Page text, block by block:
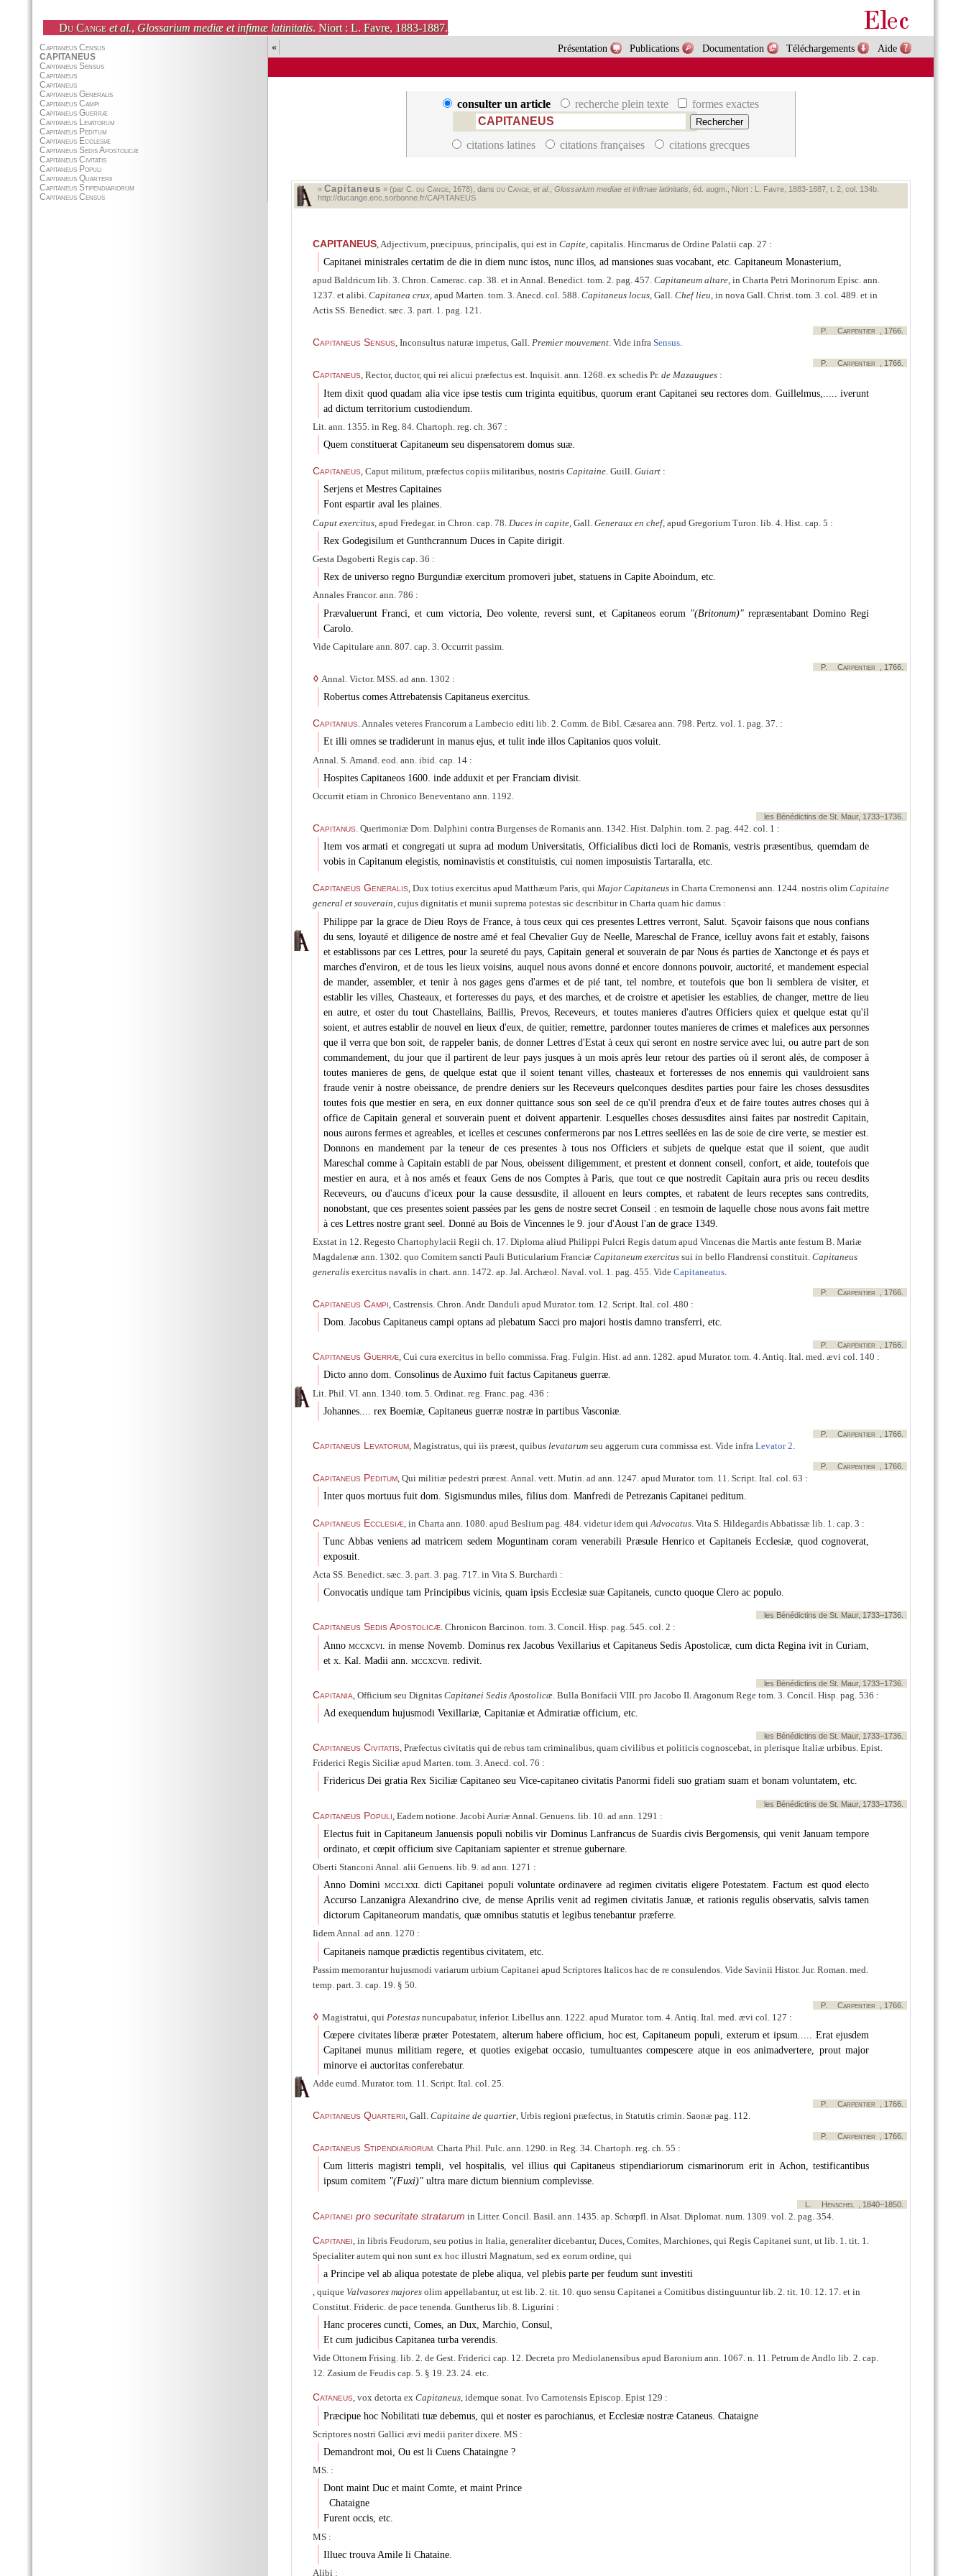
Du Cange et al., Glossarium mediæ et infimæ latinitatis. Niort : L. Favre, 1883-1887.
« Aide
Téléchargements
Documentation
Publications
Présentation
consulter un article recherche plein texte formes exactes
citations latines citations françaises citations grecques
« Capitaneus » (par C. du Cange, 1678), dans du Cange, et al. Glossarium mediae et infimae latinitatis , éd. augm., Niort : L. Favre, 1883‑1887, t. 2, col. 134b.
http://ducange.enc.sorbonne.fr/CAPITANEUS
CAPITANEUS, Adjectivum, præcipuus, principalis, qui est in Capite, capitalis. Hincmarus de Ordine Palatii cap. 27 :
Capitanei ministrales certatim de die in diem nunc istos, nunc illos, ad mansiones suas vocabant, etc. Capitaneum Monasterium,
apud Baldricum lib. 3. Chron. Camerac. cap. 38. et in Annal. Benedict. tom. 2. pag. 457. Capitaneum altare, in Charta Petri Morinorum Episc. ann.
1237. et alibi. Capitanea crux, apud Marten. tom. 3. Anecd. col. 588. Capitaneus locus, Gall. Chef lieu, in nova Gall. Christ. tom. 3. col. 489. et in
Actis SS. Benedict. sæc. 3. part. 1. pag. 121.
P. Carpentier , 1766.
Capitaneus Sensus, Inconsultus naturæ impetus, Gall. Premier mouvement. Vide infra Sensus.
P. Carpentier , 1766.
Capitaneus, Rector, ductor, qui rei alicui præfectus est. Inquisit. ann. 1268. ex schedis Pr. de Mazaugues:
Item dixit quod quadam alia vice ipse testis cum triginta equitibus, quorum erant Capitanei seu rectores dom. Guillelmus,..... iverunt
ad dictum territorium custodiendum.
Lit. ann. 1355. in Reg. 84. Chartoph. reg. ch. 367 :
Quem constituerat Capitaneum seu dispensatorem domus suæ.
Capitaneus, Caput militum, præfectus copiis militaribus, nostris Capitaine. Guill. Guiart:
Serjens et Mestres Capitaines
Font espartir aval les plaines.
Caput exercitus, apud Fredegar. in Chron. cap. 78. Duces in capite, Gall. Generaux en chef, apud Gregorium Turon. lib. 4. Hist. cap. 5 :
Rex Godegisilum et Gunthcrannum Duces in Capite dirigit.
Gesta Dagoberti Regis cap. 36 :
Rex de universo regno Burgundiæ exercitum promoveri jubet, statuens in Capite Aboindum, etc.
Annales Francor. ann. 786 :
Prævaluerunt Franci, et cum victoria, Deo volente, reversi sunt, et Capitaneos eorum
(Britonum) repræsentabant Domino Regi
Carolo.
Vide Capitulare ann. 807. cap. 3. Occurrit passim.
P. Carpentier , 1766.
◊ Annal. Victor. MSS. ad ann. 1302 :
Robertus comes Attrebatensis Capitaneus exercitus.
Capitanius. Annales veteres Francorum a Lambecio editi lib. 2. Comm. de Bibl. Cæsarea ann. 798. Pertz. vol. 1. pag. 37. :
Et illi omnes se tradiderunt in manus ejus, et tulit inde illos Capitanios quos voluit.
Annal. S. Amand. eod. ann. ibid. cap. 14 :
Hospites Capitaneos 1600. inde adduxit et per Franciam divisit.
Occurrit etiam in Chronico Beneventano ann. 1192.
les Bénédictins de St. Maur, 1733–1736.
Capitanus. Querimoniæ Dom. Dalphini contra Burgenses de Romanis ann. 1342. Hist. Dalphin. tom. 2. pag. 442. col. 1 :
Item vos armati et congregati ut supra ad modum Universitatis, Officialibus dicti loci de Romanis, vestris præsentibus, quemdam de
vobis in Capitanum elegistis, nominavistis et constituistis, cui nomen imposuistis Tartaralla, etc.
Capitaneus Generalis, Dux totius exercitus apud Matthæum Paris, qui Major Capitaneusin Charta Cremonensi ann. 1244. nostris olim Capitaine
general et souverain, cujus dignitatis et munii suprema potestas sic describitur in Charta quam hic damus :
Philippe par la grace de Dieu Roys de France, à tous ceux qui ces presentes Lettres verront, Salut. Sçavoir faisons que nous confians
du sens, loyauté et diligence de nostre amé et feal Chevalier Guy de Neelle, Mareschal de France, icelluy avons fait et estably, faisons
et establissons par ces Lettres, pour la seureté du pays, Capitain general et souverain de par Nous és parties de Xanctonge et és pays et
marches d'environ, et de tous les lieux voisins, auquel nous avons donné et encore donnons pouvoir, auctorité, et mandement especial
de mander, assembler, et tenir à nos gages gens d'armes et de pié tant, tel nombre, et toutefois que bon li semblera de visiter, et
establir les villes, Chasteaux, et forteresses du pays, et des marches, et de croistre et apetisier les establies, de changer, mettre de lieu
en autre, et oster du tout Chastellains, Baillis, Prevos, Receveurs, et toutes manieres d'autres Officiers quiex et quelque estat qu'il
soient, et autres establir de nouvel en lieux d'eux, de quitier, remettre, pardonner toutes manieres de crimes et malefices aux personnes
que il verra que bon soit, de rappeler banis, de donner Lettres d'Estat à ceux qui seront en nostre service avec lui, ou autre part de son
commandement, du jour que il partirent de leur pays jusques à un mois après leur retour des parties où il seront alés, de composer à
toutes manieres de gens, de quelque estat que il soient tenant villes, chasteaux et forteresses de nos ennemis qui vauldroient sans
fraude venir à nostre obeissance, de prendre deniers sur les Receveurs quelconques desdites parties pour faire les choses dessusdites
toutes fois que mestier en sera, en eux donner quittance sous son seel de ce qu'il prendra d'eux et de faire toutes autres choses qui à
office de Capitain general et souverain puent et doivent appartenir. Lesquelles choses dessusdites ainsi faites par nostredit Capitain,
nous aurons fermes et agreables, et icelles et cescunes confermerons par nos Lettres seellées en las de soie de cire verte, se mestier est.
Donnons en mandement par la teneur de ces presentes à tous nos Officiers et subjets de quelque estat que il soient, que audit
Mareschal comme à Capitain establi de par Nous, obeissent diligemment, et prestent et donnent conseil, confort, et aide, toutefois que
mestier en aura, et à nos amés et feaux Gens de nos Comptes à Paris, que tout ce que nostredit Capitain aura pris ou receu desdits
Receveurs, ou d'aucuns d'iceux pour la cause dessusdite, il allouent en leurs comptes, et rabatent de leurs receptes sans contredits,
nonobstant, que ces presentes soient passées par les gens de nostre secret Conseil : en tesmoin de laquelle chose nous avons fait mettre
à ces Lettres nostre grant seel. Donné au Bois de Vincennes le 9. jour d'Aoust l'an de grace 1349.
Exstat in 12. Regesto Chartophylacii Regii ch. 17. Diploma aliud Philippi Pulcri Regis datum apud Vincenas die Martis ante festum B. Mariæ
Magdalenæ ann. 1302. quo Comitem sancti Pauli Buticularium Franciæ Capitaneum exercitussui in bello Flandrensi constituit. Capitaneus
generalisexercitus navalis in chart. ann. 1472. ap. Jal. Archæol. Naval. vol. 1. pag. 455. Vide Capitaneatus.
P. Carpentier , 1766.
Capitaneus Campi , Castrensis. Chron. Andr. Danduli apud Murator. tom. 12. Script. Ital. col. 480 :
Dom. Jacobus Capitaneus campi optans ad plebatum Sacci pro majori hostis damno transferri, etc.
P. Carpentier , 1766.
Capitaneus Guerræ, Cui cura exercitus in bello commissa. Frag. Fulgin. Hist. ad ann. 1282. apud Murator. tom. 4. Antiq. Ital. med. ævi col. 140 :
Dicto anno dom. Consolinus de Auximo fuit factus Capitaneus guerræ.
Lit. Phil. VI. ann. 1340. tom. 5. Ordinat. reg. Franc. pag. 436 :
Johannes.... rex Boemiæ, Capitaneus guerræ nostræ in partibus Vasconiæ.
P. Carpentier , 1766.
Capitaneus Levatorum, Magistratus, qui iis præest, quibus levatarumseu aggerum cura commissa est. Vide infra Levator 2.
P. Carpentier , 1766.
Capitaneus Peditum, Qui militiæ pedestri præest. Annal. vett. Mutin. ad ann. 1247. apud Murator. tom. 11. Script. Ital. col. 63 :
Inter quos mortuus fuit dom. Sigismundus miles, filius dom. Manfredi de Petrezanis Capitanei peditum.
Capitaneus Ecclesiæ, in Charta ann. 1080. apud Beslium pag. 484. videtur idem qui Advocatus. Vita S. Hildegardis Abbatissæ lib. 1. cap. 3 :
Tunc Abbas veniens ad matricem sedem Moguntinam coram venerabili Præsule Henrico et Capitaneis Ecclesiæ, quod cognoverat,
exposuit.
Acta SS. Benedict. sæc. 3. part. 3. pag. 717. in Vita S. Burchardi :
Convocatis undique tam Principibus vicinis, quam ipsis Ecclesiæ suæ Capitaneis, cuncto quoque Clero ac populo.
les Bénédictins de St. Maur, 1733–1736.
Capitaneus Sedis Apostolicæ. Chronicon Barcinon. tom. 3. Concil. Hisp. pag. 545. col. 2 :
Annomccxcvi. in mense Novemb. Dominus rex Jacobus Vexillarius et Capitaneus Sedis Apostolicæ, cum dicta Regina ivit in Curiam,
et x. Kal. Madii ann. mccxcvii. redivit.
les Bénédictins de St. Maur, 1733–1736.
Capitania , Officium seu Dignitas Capitanei Sedis Apostolicæ. Bulla Bonifacii VIII. pro Jacobo II. Aragonum Rege tom. 3. Concil. Hisp. pag. 536 :
Ad exequendum hujusmodi Vexillariæ, Capitaniæ et Admiratiæ officium, etc.
les Bénédictins de St. Maur, 1733–1736.
Capitaneus Civitatis, Præfectus civitatis qui de rebus tam criminalibus, quam civilibus et politicis cognoscebat, in plerisque Italiæ urbibus. Epist.
Friderici Regis Siciliæ apud Marten. tom. 3. Anecd. col. 76 :
Fridericus Dei gratia Rex Siciliæ Capitaneo seu Vice-capitaneo civitatis Panormi fideli suo gratiam suam et bonam voluntatem, etc.
les Bénédictins de St. Maur, 1733–1736.
Capitaneus Populi , Eadem notione. Jacobi Auriæ Annal. Genuens. lib. 10. ad ann. 1291 :
Electus fuit in Capitaneum Januensis populi nobilis vir Dominus Lanfrancus de Suardis civis Bergomensis, qui venit Januam tempore
ordinato, et cœpit officium sive Capitaniam sapienter et strenue gubernare.
Oberti Stanconi Annal. alii Genuens. lib. 9. ad ann. 1271 :
Anno Domini mcclxxi. dicti Capitanei populi voluntate ordinavere ad regimen civitatis eligere Potestatem. Factum est quod electo
Accurso Lanzanigra Alexandrino cive, de mense Aprilis venit ad regimen civitatis Januæ, et rationis regulis observatis, salvis tamen
dictorum Capitaneorum mandatis, quæ omnibus statutis et legibus tenebantur præferre.
Iidem Annal. ad ann. 1270 :
Capitaneis namque prædictis regentibus civitatem, etc.
Passim memorantur hujusmodi variarum urbium Capitanei apud Scriptores Italicos hac de re consulendos. Vide Savinii Histor. Jur. Roman. med.
temp. part. 3. cap. 19. § 50.
P. Carpentier , 1766.
◊ Magistratui, qui Potestasnuncupabatur, inferior. Libellus ann. 1222. apud Murator. tom. 4. Antiq. Ital. med. ævi col. 127 :
Cœpere civitates liberæ præter Potestatem, alterum habere officium, hoc est, Capitaneum populi, exterum et ipsum..... Erat ejusdem
Capitanei munus militiam regere, et quoties exigebat occasio, tumultuantes compescere atque in eos animadvertere, prout major
minorve ei auctoritas conferebatur.
Adde eumd. Murator. tom. 11. Script. Ital. col. 25.
P. Carpentier , 1766.
Capitaneus Quarterii, Gall. Capitaine de quartier, Urbis regioni præfectus, in Statutis crimin. Saonæ pag. 112.
P. Carpentier , 1766.
Capitaneus Stipendiariorum. Charta Phil. Pulc. ann. 1290. in Reg. 34. Chartoph. reg. ch. 55 :
Cum litteris magistri templi, vel hospitalis, vel illius qui Capitaneus stipendiariorum cismarinorum erit in Achon, testificantibus
ipsum comitem
(Fuxi) ultra mare dictum biennium complevisse.
L. Henschel , 1840–1850.
Capitanei pro securitate stratarum in Litter. Concil. Basil. ann. 1435. ap. Schœpfl. in Alsat. Diplomat. num. 1309. vol. 2. pag. 354.
Capitanei , in libris Feudorum, seu potius in Italia, generaliter dicebantur, Duces, Comites, Marchiones, qui Regis Capitanei sunt, ut lib. 1. tit. 1.
Specialiter autem qui non sunt ex hoc illustri Magnatum, sed ex eorum ordine, qui
a Principe vel ab aliqua potestate de plebe aliqua, vel plebis parte per feudum sunt investiti
, quique Valvasores majoresolim appellabantur, ut est lib. 2. tit. 10. quo sensu Capitanei a Comitibus distinguuntur lib. 2. tit. 10. 12. 17. et in
Constitut. Frideric. de pace tenenda. Guntherus lib. 8. Ligurini :
Hanc proceres cuncti, Comes, an Dux, Marchio, Consul,
Et cum judicibus Capitanea turba verendis.
Vide Ottonem Frising. lib. 2. de Gest. Friderici cap. 12. Decreta pro Mediolanensibus apud Baronium ann. 1067. n. 11. Petrum de Andlo lib. 2. cap.
12. Zasium de Feudis cap. 5. § 19. 23. 24. etc.
Cataneus, vox detorta ex Capitaneus, idemque sonat. Ivo Carnotensis Episcop. Epist 129 :
Præcipue hoc Nobilitati tuæ debemus, qui et noster es parochianus, et Ecclesiæ nostræ Cataneus. Chataigne
Scriptores nostri Gallici ævi medii pariter dixere. MS :
Demandront moi, Ou est li Cuens Chataingne ?
MS. :
Dont maint Duc et maint Comte, et maint Prince
Chataigne
Furent occis, etc.
MS :
Illuec trouva Amile li Chataine.
Alibi :